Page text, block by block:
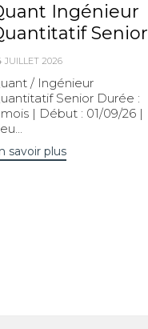
Ingénieur
Senior
JUILLET 2026
/ Ingénieur
Senior Durée :
| Début : 01/09/26 |
savoir plus